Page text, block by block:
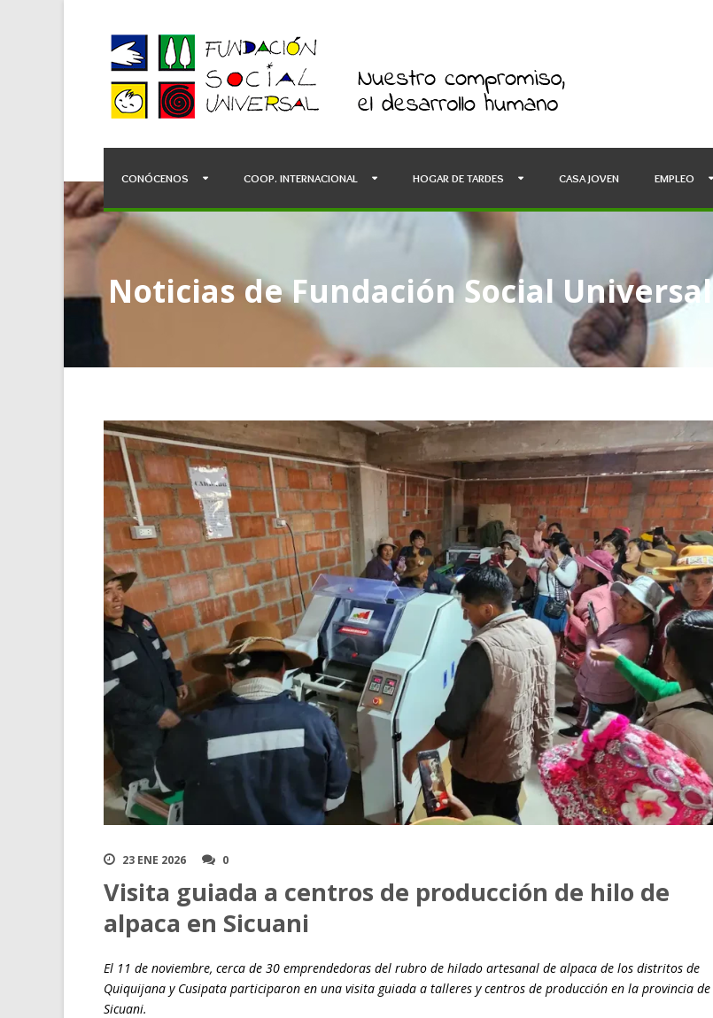
CONÓCENOS COOP. INTERNACIONAL HOGAR DE TARDES CASA JOVEN EMPLEO
Noticias de Fundación Social Universal
23 ENE 2026 0
Visita guiada a centros de producción de hilo de
alpaca en Sicuani
El 11 de noviembre, cerca de 30 emprendedoras del rubro de hilado artesanal de alpaca de los distritos de
Quiquijana y Cusipata participaron en una visita guiada a talleres y centros de producción en la provincia de
Sicuani.